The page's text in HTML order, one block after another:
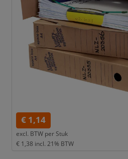
€ 1,14
excl. BTW per Stuk
€ 1,38 incl. 21% BTW